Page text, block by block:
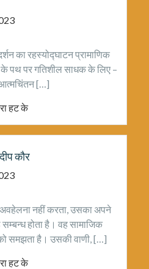
का रहस्योद्घाटन प्रामाणिक
पथ पर गतिशील साधक के लिए –
आत्मचिंतन […]
हट के
कौर
नहीं करता, उसका अपने
होता है। वह सामाजिक
को समझता है। उसकी वाणी, […]
हट के